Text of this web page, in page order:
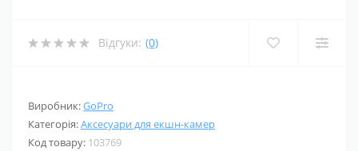
Відгуки: (0)
Виробник:GoPro
Категорія:Аксесуари для екшн-камер
Код товару: 103769